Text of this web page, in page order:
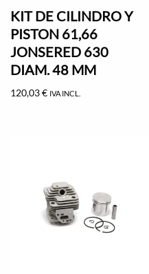
KIT DE CILINDRO Y
PISTON 61,66
JONSERED 630
DIAM. 48 MM
120,03€ IVA INCL.